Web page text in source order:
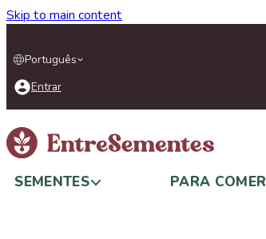
Skip to main content
Português
Entrar
SEMENTES PARA COMER